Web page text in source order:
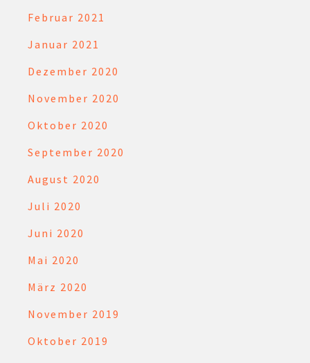
Februar 2021
Januar 2021
Dezember 2020
November 2020
Oktober 2020
September 2020
August 2020
Juli 2020
Juni 2020
Mai 2020
März 2020
November 2019
Oktober 2019